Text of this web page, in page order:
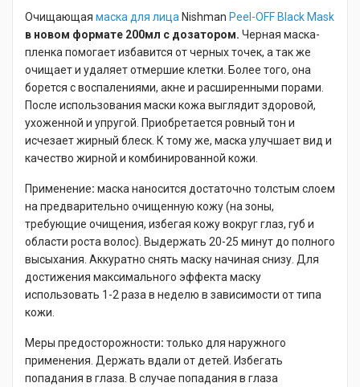
Очищающая маска для лица Nishman Peel-OFF Black Mask
в новом формате 200мл с дозатором. Черная маска-
пленка помогает избавится от черных точек, а так же
очищает и удаляет отмершие клетки. Более того, она
борется с воспалениями, акне и расширенными порами.
После использования маски кожа выглядит здоровой,
ухоженной и упругой. Приобретается ровный тон и
исчезает жирный блеск. К тому же, маска улучшает вид и
качество жирной и комбинированной кожи.
Применение: маска наносится достаточно толстым слоем
на предварительно очищенную кожу (на зоны,
требующие очищения, избегая кожу вокруг глаз, губ и
области роста волос). Выдержать 20-25 минут до полного
высыхания. Аккуратно снять маску начиная снизу. Для
достижения максимального эффекта маску
использовать 1-2 раза в неделю в зависимости от типа
кожи.
Меры предосторожности: только для наружного
применения. Держать вдали от детей. Избегать
попадания в глаза. В случае попадания в глаза